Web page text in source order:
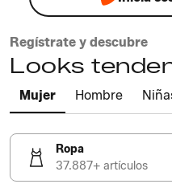
Regístrate y descubre
Looks
Mujer Hombre
Ropa
37.887+ artículos